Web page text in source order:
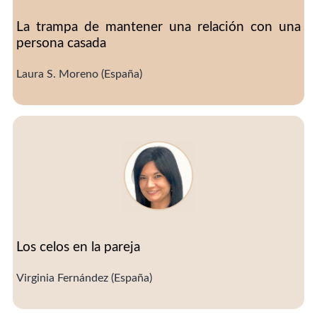
La trampa de mantener una relación con una
persona casada
Laura S. Moreno (España)
Los celos en la pareja
Virginia Fernández (España)